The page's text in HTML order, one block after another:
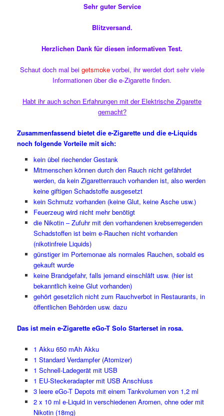
Sehr guter Service
Blitzversand.
Herzlichen Dank für diesen informativen Test.
Schaut doch mal bei getsmokevorbei, ihr werdet dort sehr viele
Informationen über die e-Zigarette finden.
Habt ihr auch schon Erfahrungen mit der Elektrische Zigarette
gemacht?
Zusammenfassend bietet die e-Zigarette und die e-Liquids
noch folgende Vorteile mit sich:
kein übel riechender Gestank
Mitmenschen können durch den Rauch nicht gefährdet
werden, da kein Zigarettenrauch vorhanden ist, also werden
keine giftigen Schadstoffe ausgesetzt
kein Schmutz vorhanden (keine Glut, keine Asche usw.)
Feuerzeug wird nicht mehr benötigt
die Nikotin – Zufuhr mit den vorhandenen krebserregenden
Schadstoffen ist beim e-Rauchen nicht vorhanden
(nikotinfreie Liquids)
günstiger im Portemonae als normales Rauchen, sobald es
gekauft wurde
keine Brandgefahr, falls jemand einschläft usw. (hier ist
bekanntlich keine Glut vorhanden)
gehört gesetzlich nicht zum Rauchverbot in Restaurants, in
öffentlichen Behörden usw. dazu
Das ist mein e-Zigarette eGo-T Solo Starterset in rosa.
1 Akku 650 mAh Akku
1 Standard Verdampfer (Atomizer)
1 Schnell-Ladegerät mit USB
1 EU-Steckeradapter mit USB Anschluss
3 leere eGo-T Depots mit einem Tankvolumen von 1,2 ml
2 x 10 ml e-Liquid in verschiedenen Aromen, ohne oder mit
Nikotin (18mg)